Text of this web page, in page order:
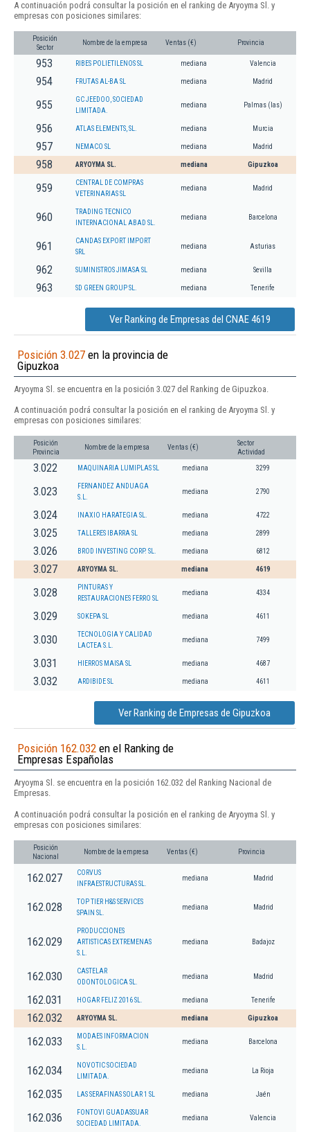
A continuación podrá consultar la posición en el ranking de Aryoyma Sl. y
empresas con posiciones similares:
Posición
Sector
Nombre de la empresa Ventas (€) Provincia
953 RIBES POLIETILENOS SL mediana Valencia
954 FRUTAS AL-BA SL mediana Madrid
955
GC JEEDOO, SOCIEDAD
LIMITADA.
mediana Palmas (las)
956 ATLAS ELEMENTS, SL. mediana Murcia
957 NEMACO SL mediana Madrid
958 ARYOYMA SL. mediana Gipuzkoa
959
CENTRAL DE COMPRAS
VETERINARIAS SL
mediana Madrid
960
TRADING TECNICO
INTERNACIONAL ABAD SL.
mediana Barcelona
961
CANDAS EXPORT IMPORT
SRL
mediana Asturias
962 SUMINISTROS JIMASA SL mediana Sevilla
963 SD GREEN GROUP SL. mediana Tenerife
Ver Ranking de Empresas del CNAE 4619
Posición 3.027 en la provincia de
Gipuzkoa
Aryoyma Sl. se encuentra en la posición 3.027 del Ranking de Gipuzkoa.
A continuación podrá consultar la posición en el ranking de Aryoyma Sl. y
empresas con posiciones similares:
Posición
Provincia
Nombre de la empresa Ventas (€)
Sector
Actividad
3.022 MAQUINARIA LUMIPLAS SL mediana 3299
3.023
FERNANDEZ ANDUAGA
S.L.
mediana 2790
3.024 INAXIO HARATEGIA SL. mediana 4722
3.025 TALLERES IBARRA SL mediana 2899
3.026 BROD INVESTING CORP. SL. mediana 6812
3.027 ARYOYMA SL. mediana 4619
3.028
PINTURAS Y
RESTAURACIONES FERRO SL
mediana 4334
3.029 SOKEPA SL mediana 4611
3.030
TECNOLOGIA Y CALIDAD
LACTEA S.L.
mediana 7499
3.031 HIERROS MAISA SL mediana 4687
3.032 ARDIBIDE SL mediana 4611
Ver Ranking de Empresas de Gipuzkoa
Posición 162.032 en el Ranking de
Empresas Españolas
Aryoyma Sl. se encuentra en la posición 162.032 del Ranking Nacional de
Empresas.
A continuación podrá consultar la posición en el ranking de Aryoyma Sl. y
empresas con posiciones similares:
Posición
Nacional
Nombre de la empresa Ventas (€) Provincia
162.027
CORVUS
INFRAESTRUCTURAS SL.
mediana Madrid
162.028
TOP TIER H&S SERVICES
SPAIN SL.
mediana Madrid
162.029
PRODUCCIONES
ARTISTICAS EXTREMENAS
S.L.
mediana Badajoz
162.030
CASTELAR
ODONTOLOGICA SL.
mediana Madrid
162.031 HOGAR FELIZ 2016 SL. mediana Tenerife
162.032 ARYOYMA SL. mediana Gipuzkoa
162.033
MODAES INFORMACION
S.L.
mediana Barcelona
162.034
NOVOTIC SOCIEDAD
LIMITADA.
mediana La Rioja
162.035 LAS SERAFINAS SOLAR 1 SL mediana Jaén
162.036
FONTOVI GUADASSUAR
SOCIEDAD LIMITADA.
mediana Valencia